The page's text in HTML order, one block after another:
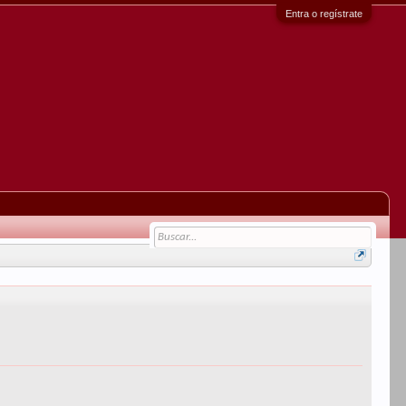
Entra o regístrate